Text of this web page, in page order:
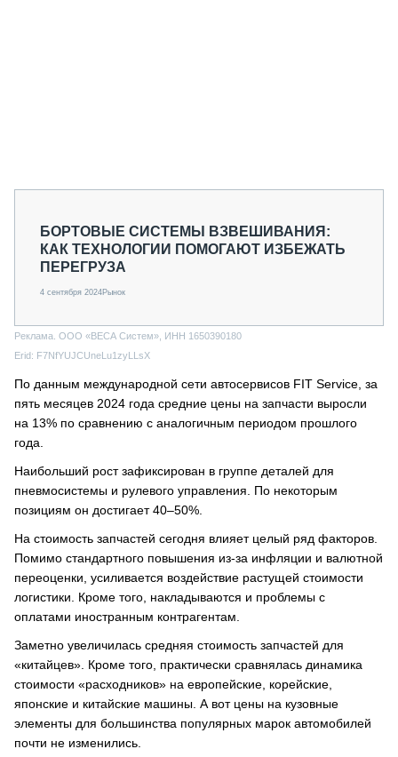
БОРТОВЫЕ СИСТЕМЫ ВЗВЕШИВАНИЯ:
КАК ТЕХНОЛОГИИ ПОМОГАЮТ ИЗБЕЖАТЬ
ПЕРЕГРУЗА
4 сентября 2024Рынок
Реклама. ООО «ВЕСА Систем», ИНН 1650390180
Erid: F7NfYUJCUneLu1zyLLsX
По данным международной сети автосервисов FIT Service, за
пять месяцев 2024 года средние цены на запчасти выросли
на 13% по сравнению с аналогичным периодом прошлого
года.
Наибольший рост зафиксирован в группе деталей для
пневмосистемы и рулевого управления. По некоторым
позициям он достигает 40–50%.
На стоимость запчастей сегодня влияет целый ряд факторов.
Помимо стандартного повышения из-за инфляции и валютной
переоценки, усиливается воздействие растущей стоимости
логистики. Кроме того, накладываются и проблемы с
оплатами иностранным контрагентам.
Заметно увеличилась средняя стоимость запчастей для
«китайцев». Кроме того, практически сравнялась динамика
стоимости «расходников» на европейские, корейские,
японские и китайские машины. А вот цены на кузовные
элементы для большинства популярных марок автомобилей
почти не изменились.